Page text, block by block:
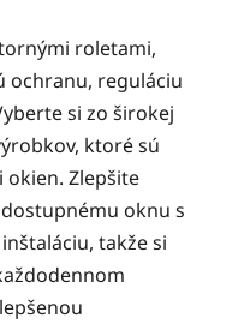
roletami,
ochranu, reguláciu
si zo širokej
ktoré sú
okien. Zlepšite
oknu s
takže si